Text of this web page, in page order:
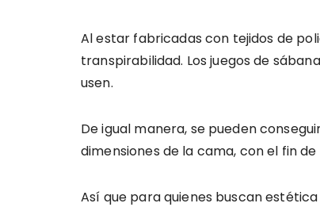
Al estar fabricadas con tejidos de
transpirabilidad. Los juegos de
usen.
De igual manera, se pueden
dimensiones de la cama, con el fin
Así que para quienes buscan